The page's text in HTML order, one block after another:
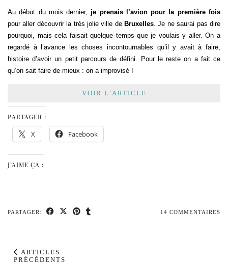
Au début du mois dernier, je prenais l’avion pour la première fois
pour aller découvrir la très jolie ville de Bruxelles . Je ne saurai pas dire
pourquoi, mais cela faisait quelque temps que je voulais y aller. On a
regardé à l’avance les choses incontournables qu’il y avait à faire,
histoire d’avoir un petit parcours de défini. Pour le reste on a fait ce
qu’on sait faire de mieux : on a improvisé !
VOIR L’ARTICLE
PARTAGER :
X Facebook
J’AIME ÇA :
PARTAGER: 14 COMMENTAIRES
ARTICLES
PRÉCÉDENTS